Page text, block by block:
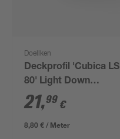
Doellken
Deckprofil 'Cubica LS
80' Light Down
anthrazit 250 x 8 x 2
cm
21,99 €
8,80 € / Meter